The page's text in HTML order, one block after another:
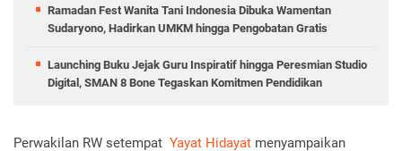
Ramadan Fest Wanita Tani Indonesia Dibuka Wamentan
Sudaryono, Hadirkan UMKM hingga Pengobatan Gratis
Launching Buku Jejak Guru Inspiratif hingga Peresmian Studio
Digital, SMAN 8 Bone Tegaskan Komitmen Pendidikan
Perwakilan RW setempat Yayat Hidayat menyampaikan